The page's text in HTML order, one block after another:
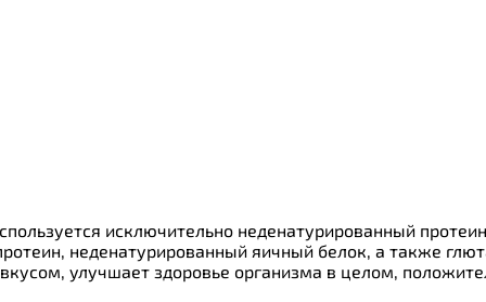
исключительно неденатурированный
неденатурированный яичный белок, а также
улучшает здоровье организма в целом,